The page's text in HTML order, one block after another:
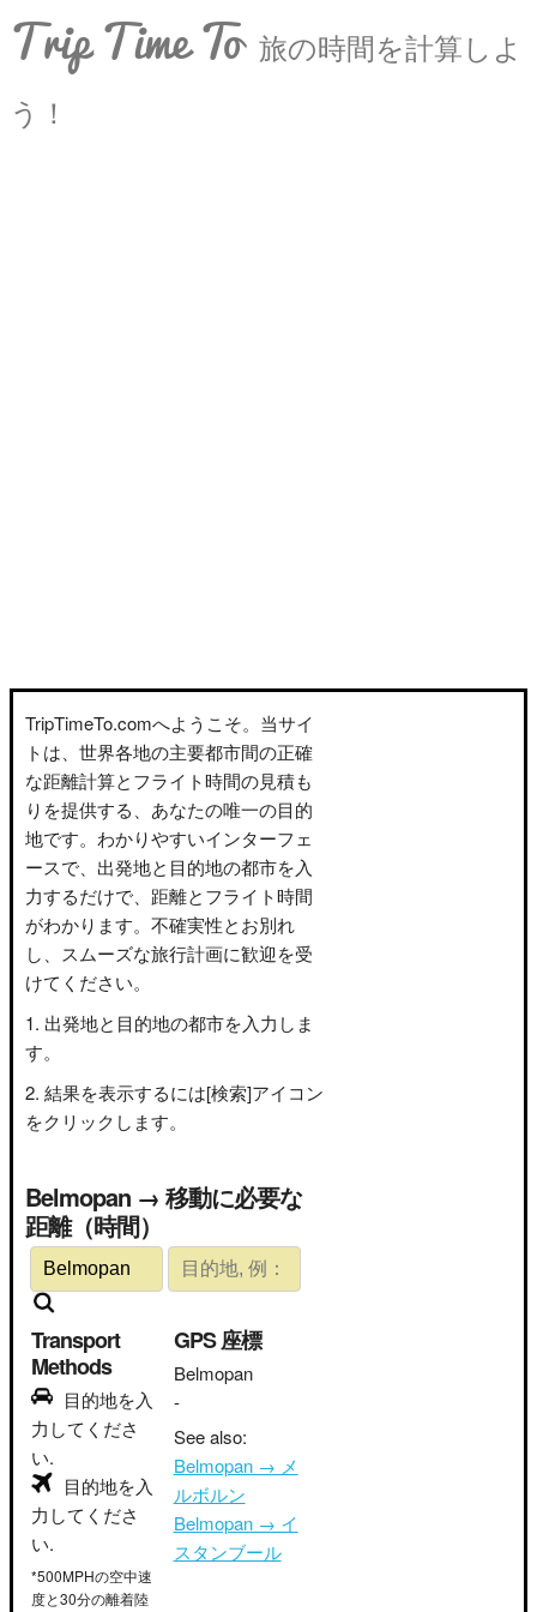
Trip Time To 旅の時間を計算しよ
う！
TripTimeTo.comへようこそ。当サイ
トは、世界各地の主要都市間の正確
な距離計算とフライト時間の見積も
りを提供する、あなたの唯一の目的
地です。わかりやすいインターフェ
ースで、出発地と目的地の都市を入
力するだけで、距離とフライト時間
がわかります。不確実性とお別れ
し、スムーズな旅行計画に歓迎を受
けてください。
出発地と目的地の都市を入力しま
す。
結果を表示するには[検索]アイコン
をクリックします。
Belmopan → 移動に必要な
距離（時間）
Transport
Methods
目的地を入
力してくださ
い.
目的地を入
力してくださ
い.
*500MPHの空中速
度と30分の離着陸
GPS 座標
Belmopan
-
See also:
Belmopan → メ
ルボルン
Belmopan → イ
スタンブール